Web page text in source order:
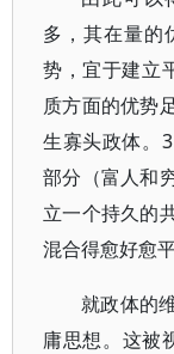
多，其在量的
势，宜于建立
质方面的优势
生寡头政体。
部分（富人和
立一个持久的
混合得愈好愈
就政体的
庸思想。这被